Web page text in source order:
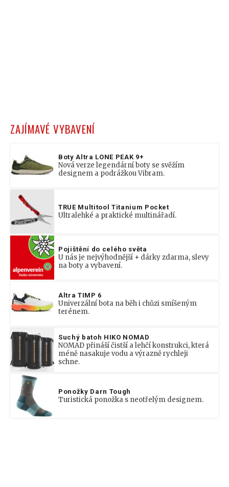
ZAJÍMAVÉ VYBAVENÍ
Boty Altra LONE PEAK 9+
Nová verze legendární boty se svěžím
designem a podrážkou Vibram.
TRUE Multitool Titanium Pocket
Ultralehké a praktické multinářadí.
Pojištění do celého světa
U nás je nejvýhodnější + dárky zdarma, slevy
na boty a vybavení.
Altra TIMP 6
Univerzální bota na běh i chůzi smíšeným
terénem.
Suchý batoh HIKO NOMAD
NOMAD přináší čistší a lehčí konstrukci, která
méně nasakuje vodu a výrazně rychleji
schne.
Ponožky Darn Tough
Turistická ponožka s neotřelým designem.